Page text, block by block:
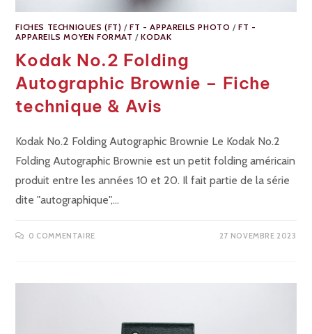
FICHES TECHNIQUES (FT) /FT - APPAREILS PHOTO /FT -
APPAREILS MOYEN FORMAT /KODAK
Kodak No.2 Folding
Autographic Brownie – Fiche
technique & Avis
Kodak No.2 Folding Autographic Brownie Le Kodak No.2
Folding Autographic Brownie est un petit folding américain
produit entre les années 10 et 20. Il fait partie de la série
dite "autographique",…
0 COMMENTAIRE 27 NOVEMBRE 2023